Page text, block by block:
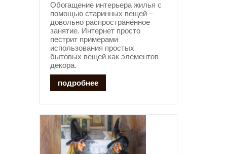
Обогащение интерьера жилья с
помощью старинных вещей –
довольно распространённое
занятие. Интернет просто
пестрит примерами
использования простых
бытовых вещей как элементов
декора.
подробнее